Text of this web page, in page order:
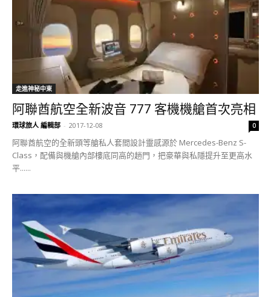
走進神秘中東
阿聯酋航空全新波音 777 客機機艙首次亮相
環球旅人 編輯部 - 2017-12-08 0
阿聯酋航空的全新頭等艙私人套間設計靈感源於 Mercedes-Benz S-
Class，配備與機艙內部樓底同高的趟門，把豪華與私隱提升至更高水
平......